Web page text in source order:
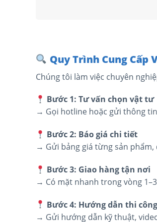
Quy Trình Cung Cấp
Chúng tôi làm việc chuyên
Bước 1: Tư vấn chọn vật tư
→ Gọi hotline hoặc gửi thông
Bước 2: Báo giá chi tiết
→ Gửi bảng giá từng sản
Bước 3: Giao hàng tận nơi
→ Có mặt nhanh trong vòng
Bước 4: Hướng dẫn thi công
→ Gửi hướng dẫn kỹ thuật,